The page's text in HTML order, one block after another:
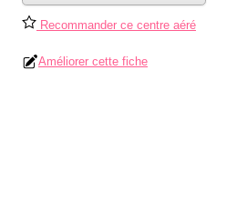
Recommander ce centre aéré
Améliorer cette fiche